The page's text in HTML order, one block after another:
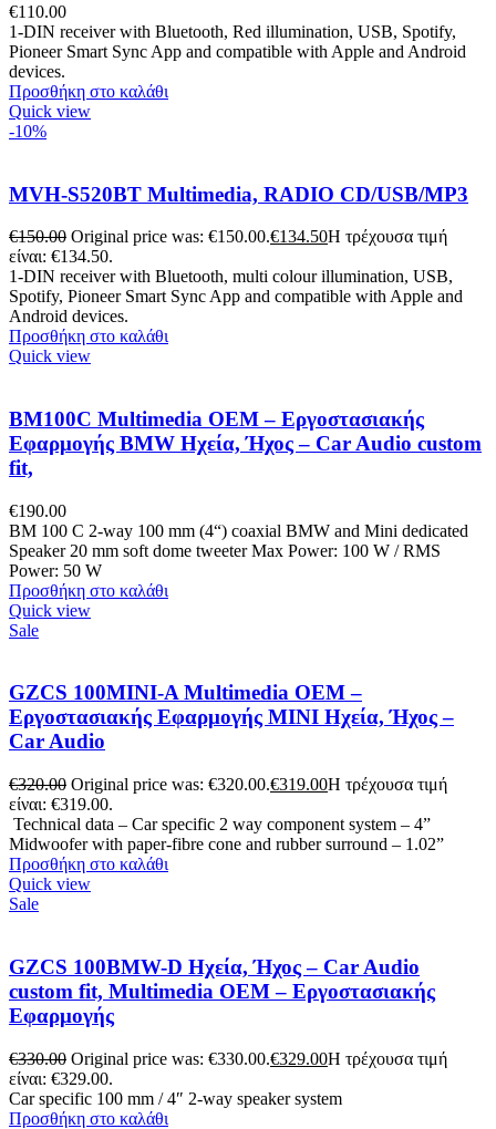
€110.00
1-DIN receiver with Bluetooth, Red illumination, USB, Spotify,
Pioneer Smart Sync App and compatible with Apple and Android
devices.
Προσθήκη στο καλάθι
Quick view
-10%
MVH-S520BT Multimedia, RADIO CD/USB/MP3
€150.00 Original price was: €150.00.€134.50Η τρέχουσα τιμή
είναι: €134.50.
1-DIN receiver with Bluetooth, multi colour illumination, USB,
Spotify, Pioneer Smart Sync App and compatible with Apple and
Android devices.
Προσθήκη στο καλάθι
Quick view
BM100C Multimedia OEM – Εργοστασιακής
Εφαρμογής BMW Ηχεία, Ήχος – Car Audio custom
fit,
€190.00
BM 100 C 2-way 100 mm (4“) coaxial BMW and Mini dedicated
Speaker 20 mm soft dome tweeter Max Power: 100 W / RMS
Power: 50 W
Προσθήκη στο καλάθι
Quick view
Sale
GZCS 100MINI-A Multimedia OEM –
Εργοστασιακής Εφαρμογής MINI Ηχεία, Ήχος –
Car Audio
€320.00 Original price was: €320.00.€319.00Η τρέχουσα τιμή
είναι: €319.00.
Technical data – Car specific 2 way component system – 4”
Midwoofer with paper-fibre cone and rubber surround – 1.02”
Προσθήκη στο καλάθι
Quick view
Sale
GZCS 100BMW-D Ηχεία, Ήχος – Car Audio
custom fit, Multimedia OEM – Εργοστασιακής
Εφαρμογής
€330.00 Original price was: €330.00.€329.00Η τρέχουσα τιμή
είναι: €329.00.
Car specific 100 mm / 4″ 2-way speaker system
Προσθήκη στο καλάθι